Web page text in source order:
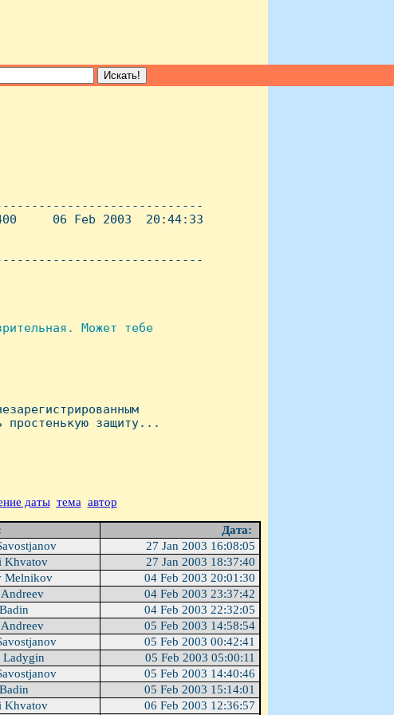
06 Feb 2003  20:44:33
Может тебе
простенькую защиту...
даты тема автор
Дата:
27 Jan 2003 16:08:05
Khvatov
27 Jan 2003 18:37:40
Melnikov
04 Feb 2003 20:01:30
04 Feb 2003 23:37:42
04 Feb 2003 22:32:05
05 Feb 2003 14:58:54
05 Feb 2003 00:42:41
Ladygin
05 Feb 2003 05:00:11
05 Feb 2003 14:40:46
05 Feb 2003 15:14:01
Khvatov 06 Feb 2003 12:36:57